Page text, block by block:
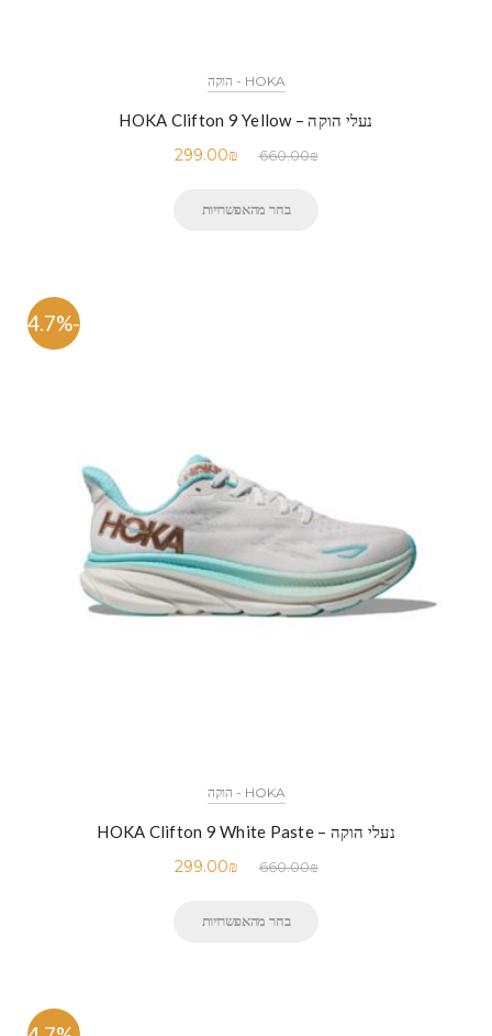
HOKA - הוקה
נעלי הוקה – HOKA Clifton 9 Yellow
660.00₪
299.00₪
בחר מהאפשרויות
-54.7%
HOKA - הוקה
נעלי הוקה – HOKA Clifton 9 White Paste
660.00₪
299.00₪
בחר מהאפשרויות